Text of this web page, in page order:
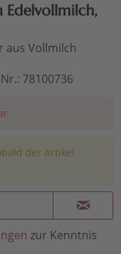
Edelvollmilch,
aus Vollmilch
78100736
der Artikel
zur Kenntnis